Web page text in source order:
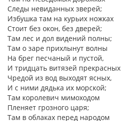
Следы невиданных зверей;
Избушка там на курьих ножках
Стоит без окон, без дверей;
Там лес и дол видений полны;
Там о заре прихлынут волны
На брег песчаный и пустой,
И тридцать витязей прекрасных
Чредой из вод выходят ясных,
И с ними дядька их морской;
Там королевич мимоходом
Пленяет грозного царя;
Там в облаках перед народом